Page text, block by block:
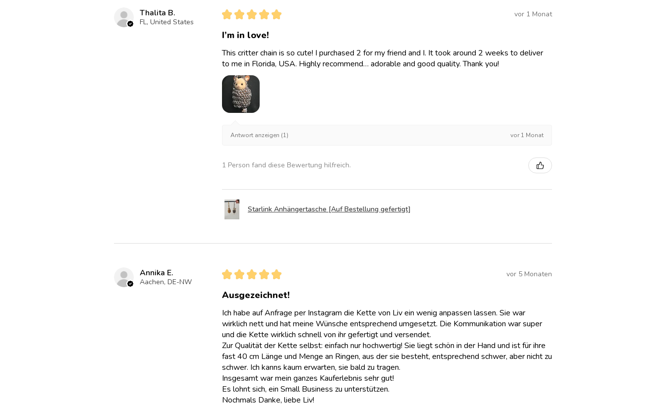
Thalita B.
FL, United States
★ ★ ★ ★ ★ vor 1 Monat
I’m in love!
This critter chain is so cute! I purchased 2 for my friend and I. It took around 2 weeks to deliver
to me in Florida, USA. Highly recommend… adorable and good quality. Thank you!
Antwort anzeigen (1) vor 1 Monat
1 Person fand diese Bewertung hilfreich.
Starlink Anhängertasche [Auf Bestellung gefertigt]
Annika E.
Aachen, DE-NW
★ ★ ★ ★ ★ vor 5 Monaten
Ausgezeichnet!
Ich habe auf Anfrage per Instagram die Kette von Liv ein wenig anpassen lassen. Sie war
wirklich nett und hat meine Wünsche entsprechend umgesetzt. Die Kommunikation war super
und die Kette wirklich schnell von ihr gefertigt und versendet.
Zur Qualität der Kette selbst: einfach nur hochwertig! Sie liegt schön in der Hand und ist für ihre
fast 40 cm Länge und Menge an Ringen, aus der sie besteht, entsprechend schwer, aber nicht zu
schwer. Ich kanns kaum erwarten, sie bald zu tragen.
Insgesamt war mein ganzes Kauferlebnis sehr gut!
Es lohnt sich, ein Small Business zu unterstützen.
Nochmals Danke, liebe Liv!